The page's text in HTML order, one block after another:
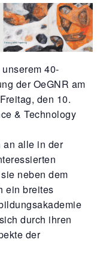
40-
der OeGNR am
den 10.
& Technology
an alle in der
neben dem
ein breites
durch ihren
der